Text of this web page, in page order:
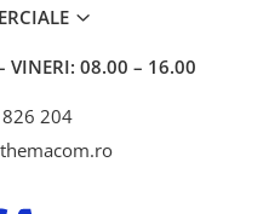
VINERI: 08.00 – 16.00
204